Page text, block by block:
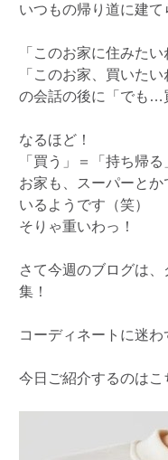
いつもの帰り道に建
「このお家に住みたい
「このお家、買いたい
の会話の後に「でも…
なるほど！
「買う」＝「持ち帰る
お家も、スーパーと
いるようです（笑）
そりゃ重いわっ！
さて今週のブログは
集！
コーディネートに迷
今日ご紹介するのはこ